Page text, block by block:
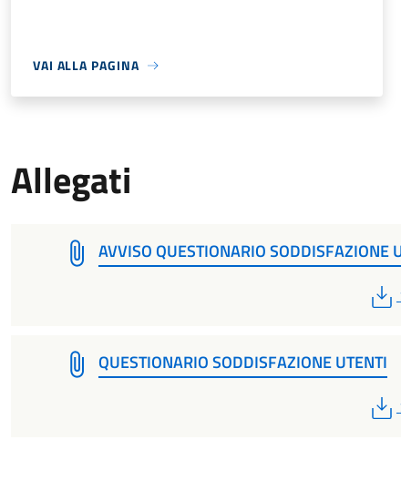
VAI ALLA PAGINA
Allegati
AVVISO QUESTIONARIO SODDISFAZIONE
QUESTIONARIO SODDISFAZIONE UTENTI